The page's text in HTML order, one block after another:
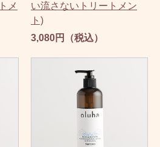
メ
い流さないトリートメン
ト)
3,080円（税込）